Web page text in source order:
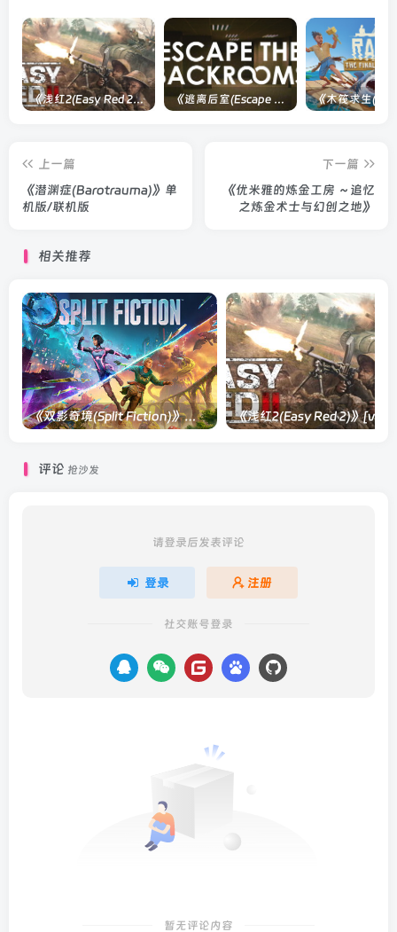
《浅红2(Easy Red 2)》[v1.5.0] 整合全部淞沪会战-南京保卫战等DLCs 《逃离后室(Escape the Backrooms)》[Build 28012024]联机版
上一篇
《潜渊症(Barotrauma)》单
机版/联机版
下一篇
《优米雅的炼金工房 ～追忆
之炼金术士与幻创之地》
相关推荐
《双影奇境(Split Fiction)》单机版/联机版[v1.0 单机版/联机版]
评论 抢沙发
请登录后发表评论
登录 注册
社交账号登录
暂无评论内容